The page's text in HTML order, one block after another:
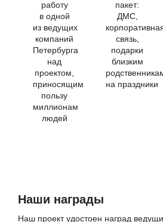
работу
в одной
из ведущих
компаний
Петербурга
над
проектом,
приносящим
пользу
миллионам
людей
пакет:
ДМС,
связь,
подарки
близким
на праздники
Наши награды
Наш проект удостоен наград